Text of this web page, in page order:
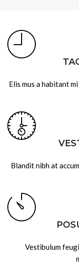
Elis mus a habitant
Blandit nibh at
Vestibulum